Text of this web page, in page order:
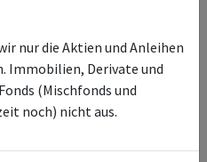
Aktien
Union Investment
Management GmbH
Union Investment
nur die Aktien und Anleihen
Immobilien, Derivate und
(Mischfonds und
noch) nicht aus.